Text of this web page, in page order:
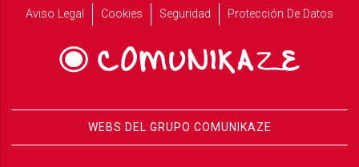
Aviso Legal
Cookies Seguridad Protección De Datos
WEBS DEL GRUPO COMUNIKAZE